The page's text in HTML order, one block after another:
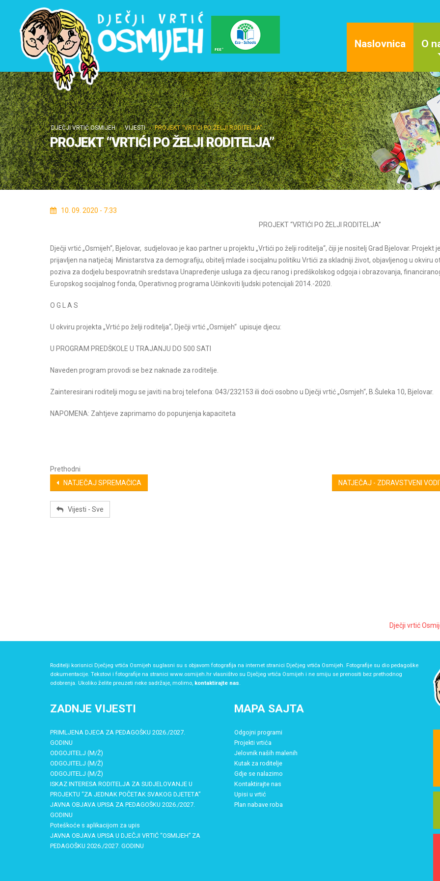
Naslovnica O
DJEČJI VRTIĆ OSMIJEH VIJESTI PROJEKT “VRTIĆI PO ŽELJI RODITELJA”
PROJEKT “VRTIĆI PO ŽELJI RODITELJA”
10. 09. 2020 - 7:33
PROJEKT “VRTIĆI PO ŽELJI RODITELJA”
Dječji vrtić „Osmijeh“, Bjelovar, sudjelovao je kao partner u projektu „Vrtići po želji roditelja“, čiji je nositelj Grad Bjelovar. Projekt je
prijavljen na natječaj Ministarstva za demografiju, obitelj mlade i socijalnu politiku Vrtići za skladniji život, objavljenog u okviru
poziva za dodjelu bespovratnih sredstava Unapređenje usluga za djecu ranog i predškolskog odgoja i obrazovanja,
Europskog socijalnog fonda, Operativnog programa Učinkoviti ljudski potencijali 2014.-2020.
O G L A S
U okviru projekta „Vrtić po želji roditelja“, Dječji vrtić „Osmijeh“ upisuje djecu:
U PROGRAM PREDŠKOLE U TRAJANJU DO 500 SATI
Naveden program provodi se bez naknade za roditelje.
Zainteresirani roditelji mogu se javiti na broj telefona: 043/232153 ili doći osobno u Dječji vrtić „Osmjeh“, B.Šuleka 10, Bjelovar.
NAPOMENA: Zahtjeve zaprimamo do popunjenja kapaciteta
Prethodni
NATJEČAJ SPREMAČICA
NATJEČAJ - ZDRAVSTVENI
Vijesti - Sve
priredba V.dio
više
Božićna predstava IV.dio
Pročitajte više
Božićna predstva III.dio
Dječji vrtić "Osmijeh"
festivalu Zabave i druženja,
od 11,00-13,00 sati na
Dječji vrtić
Roditelji korisnici Dječjeg vrtića Osmijeh suglasni su s objavom fotografija na internet stranici Dječjeg vrtića Osmijeh. Fotografije su dio pedagoške
dokumentacije. Tekstovi i fotografije na stranici www.osmijeh.hr vlasništvo su Dječjeg vrtića Osmijeh i ne smiju se prenositi bez prethodnog
odobrenja. Ukoliko želite preuzeti neke sadržaje, molimo, kontaktirajte nas.
ZADNJE VIJESTI
PRIMLJENA DJECA ZA PEDAGOŠKU 2026./2027.
GODINU
ODGOJITELJ (M/Ž)
ODGOJITELJ (M/Ž)
ODGOJITELJ (M/Ž)
ISKAZ INTERESA RODITELJA ZA SUDJELOVANJE U
PROJEKTU “ZA JEDNAK POČETAK SVAKOG DJETETA”
JAVNA OBJAVA UPISA ZA PEDAGOŠKU 2026./2027.
GODINU
Poteškoće s aplikacijom za upis
JAVNA OBJAVA UPISA U DJEČJI VRTIĆ “OSMIJEH” ZA
PEDAGOŠKU 2026./2027. GODINU
MAPA SAJTA
Odgojni programi
Projekti vrtića
Jelovnik naših malenih
Kutak za roditelje
Gdje se nalazimo
Kontaktirajte nas
Upisi u vrtić
Plan nabave roba